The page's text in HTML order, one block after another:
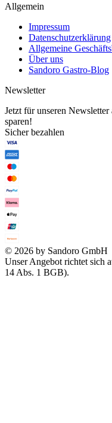
Allgemein
Impressum
Datenschutzerklärung
Allgemeine
Über uns
Sandoro Gastro-Blog
Newsletter
Jetzt für unseren
sparen!
Sicher bezahlen
© 2026 by Sandoro GmbH
Unser Angebot richtet sich
14 Abs. 1 BGB).